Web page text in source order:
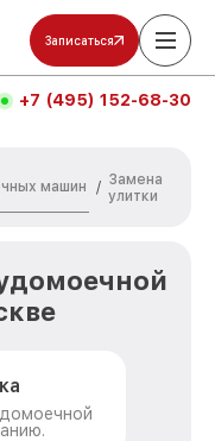
Записаться
+7 (495) 152-68-30
машин
/ Замена
улитки